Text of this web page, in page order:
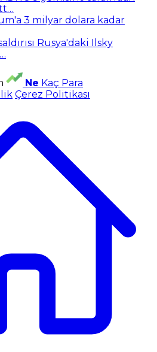
3 milyar dolara kadar
Rusya'daki Ilsky
Ne Kaç Para
Çerez Politikası